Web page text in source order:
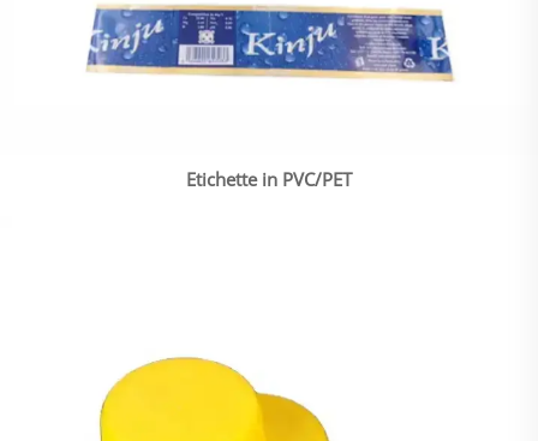
Etichette in PVC/PET